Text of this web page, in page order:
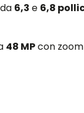
6,3 e 6,8
48 MPcon